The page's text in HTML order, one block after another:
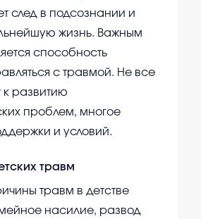
след в подсознании и
жизнь. Важным
способность
с травмой. Не все
к развитию
проблем, многое
и условий.
травм
травм в детстве
насилие, развод